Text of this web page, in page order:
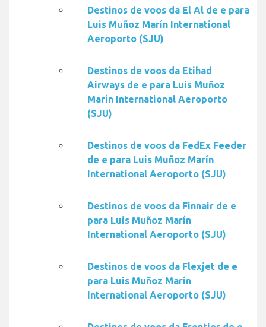
Destinos de voos da El Al de e para
Luis Muñoz Marín International
Aeroporto (SJU)
Destinos de voos da Etihad
Airways de e para Luis Muñoz
Marín International Aeroporto
(SJU)
Destinos de voos da FedEx Feeder
de e para Luis Muñoz Marín
International Aeroporto (SJU)
Destinos de voos da Finnair de e
para Luis Muñoz Marín
International Aeroporto (SJU)
Destinos de voos da Flexjet de e
para Luis Muñoz Marín
International Aeroporto (SJU)